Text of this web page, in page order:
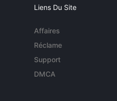
Liens Du Site
Affaires
Réclame
Support
DMCA